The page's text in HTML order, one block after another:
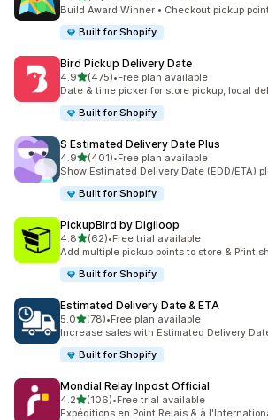
Build Award Winner • Checkout pickup
Built for Shopify
Bird Pickup Delivery Date
4.9เต็ม 5 ดาว
(475)
ทั้งหมด 475 รีวิว
•Free plan available
Date & time picker for store pickup, local
Built for Shopify
S Estimated Delivery Date Plus
4.9เต็ม 5 ดาว
(401)
ทั้งหมด 401 รีวิว
•Free plan available
Show Estimated Delivery Date (EDD/ETA)
Built for Shopify
PickupBird by Digiloop
4.8เต็ม 5 ดาว
(62)
ทั้งหมด 62 รีวิว
•Free trial available
Add multiple pickup points to store & Print
Built for Shopify
Estimated Delivery Date & ETA
5.0เต็ม 5 ดาว
(78)
ทั้งหมด 78 รีวิว
•Free plan available
Increase sales with Estimated Delivery
Built for Shopify
Mondial Relay Inpost Official
4.2เต็ม 5 ดาว
(106)
ทั้งหมด 106 รีวิว
•Free trial available
Expéditions en Point Relais & à